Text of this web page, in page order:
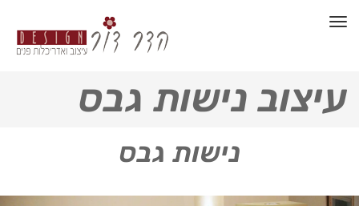
תפריט
עיצוב נישות גבס
נישות גבס